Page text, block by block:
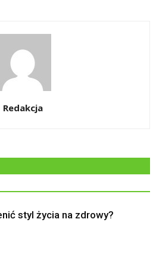
Redakcja
styl życia na zdrowy?